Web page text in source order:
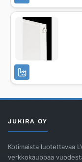
JUKIRA OY
Kotimaista luotettavaa
verkkokauppaa